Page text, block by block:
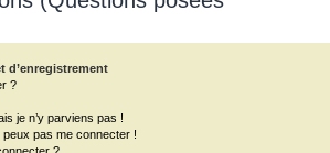
d’enregistrement
?
je n’y parviens pas !
pas me connecter !